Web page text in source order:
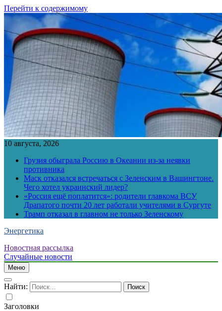
Перейти к содержимому
10 августа, 2026
Грузия обыграла Россию в Океании из-за неявки
противника
Маск отказался встречаться с Зеленским в Вашингтоне.
Чего хотел украинский лидер?
«Россия ещё поплатится»: родители главкома ВСУ
Драпатого почти 20 лет работали учителями в Сургуте
Трамп отказал в главном не только Зеленскому
Энергетика
Новостная рассылка
Случайные новости
Меню
Найти:
Заголовки